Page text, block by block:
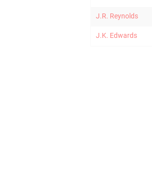
J.R. Reynolds
J.K. Edwards